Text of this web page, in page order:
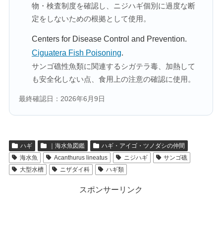
物・検査制度を確認し、ニジハギ個別に過度な断
定をしないための根拠として使用。
Centers for Disease Control and Prevention.
Ciguatera Fish Poisoning.
サンゴ礁性魚類に関連するシガテラ毒、加熱して
も安全化しない点、食用上の注意の確認に使用。
最終確認日：2026年6月9日
ハギ ｜海水魚図鑑
ハギ・アイゴ・ツノダシの仲間
海水魚
Acanthurus lineatus ニジハギ
サンゴ礁
大型水槽
ニザダイ科 ハギ類
スポンサーリンク